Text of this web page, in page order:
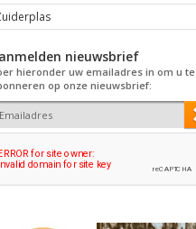
nieuwsbrief
hieronder uw emailadres in om u te
op onze nieuwsbrief: